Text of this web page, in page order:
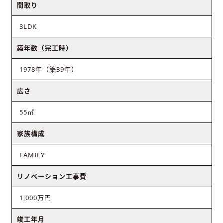
間取り
3LDK
築年数（完工時）
1978年（築39年）
広さ
55㎡
家族構成
FAMILY
リノベーション工事費
1,000万円
竣工年月